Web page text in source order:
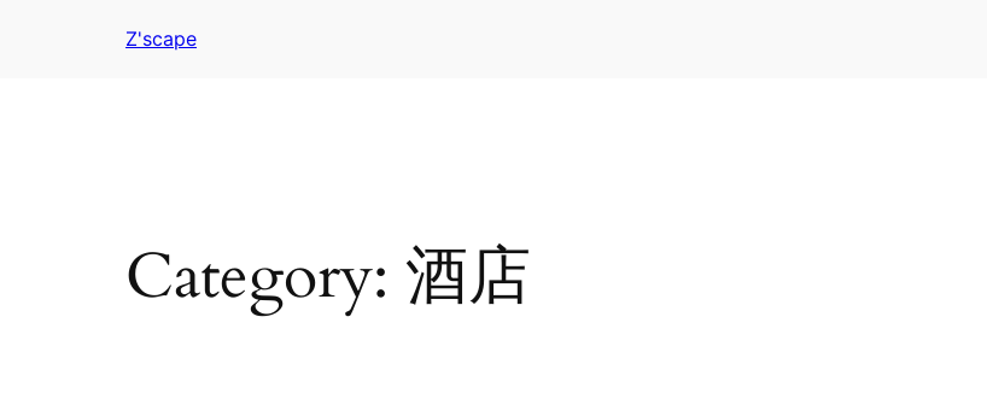
Z'scape
Category: 酒店